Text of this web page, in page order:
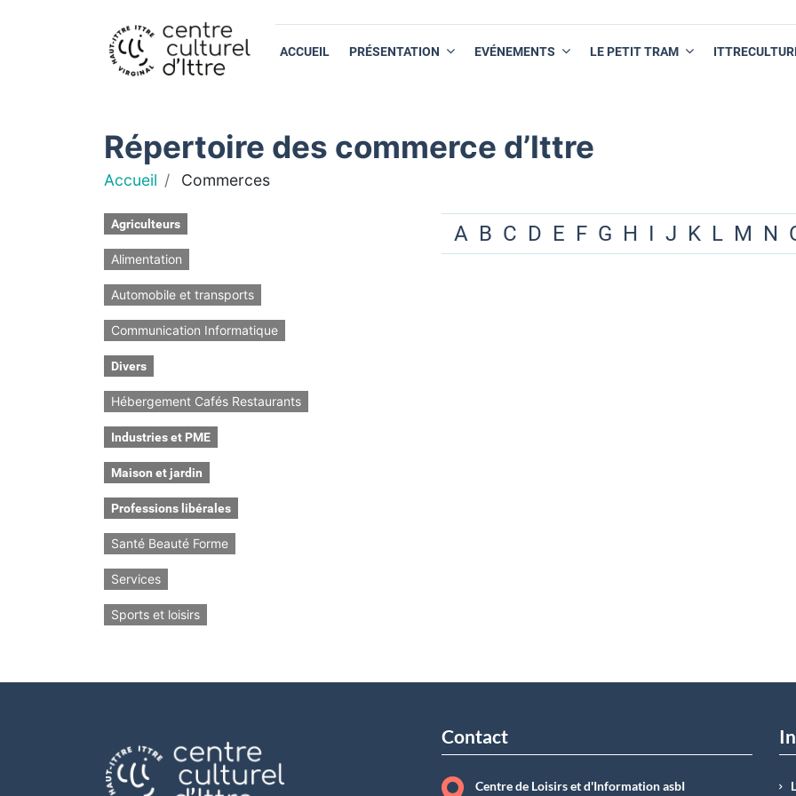
ACCUEIL PRÉSENTATION EVÉNEMENTS LE PETIT TRAM
Répertoire des commerce d’Ittre
Accueil Commerces
Agriculteurs
Alimentation
Automobile et transports
Communication Informatique
Divers
Hébergement Cafés Restaurants
Industries et PME
Maison et jardin
Professions libérales
Santé Beauté Forme
Services
Sports et loisirs
A B C D E F G H I J K L M N
Contact
Centre de Loisirs et d'Information asbI